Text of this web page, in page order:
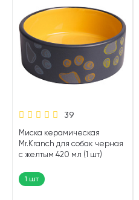
39
Миска керамическая
Mr.Kranch для собак черная
с желтым 420 мл (1 шт)
1 шт